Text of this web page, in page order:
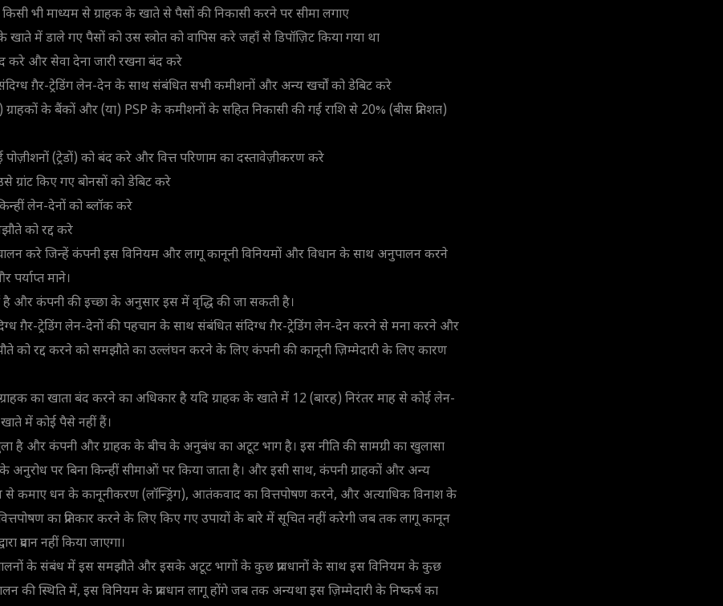
भी माध्यम से ग्राहक के खाते से पैसों की निकासी करने पर सीमा लगाए
खाते में डाले गए पैसों को उस स्त्रोत को वापिस करे जहाँ से डिपॉज़िट किया गया था
करे और सेवा देना जारी रखना बंद करे
ग़ैर-ट्रेडिंग लेन-देन के साथ संबंधित सभी कमीशनों और अन्य खर्चों को डेबिट करे
के बैंकों और (या) PSP के कमीशनों के सहित निकासी की गई राशि से 20% (बीस प्रतिशत)
पोज़ीशनों (ट्रेडों) को बंद करे और वित्त परिणाम का दस्तावेज़ीकरण करे
ग्रांट किए गए बोनसों को डेबिट करे
किन्हीं लेन-देनों को ब्लॉक करे
को रद्द करे
करे जिन्हें कंपनी इस विनियम और लागू कानूनी विनियमों और विधान के साथ अनुपालन करने
माने।
है और कंपनी की इच्छा के अनुसार इस में वृद्धि की जा सकती है।
ग़ैर-ट्रेडिंग लेन-देनों की पहचान के साथ संबंधित संदिग्ध ग़ैर-ट्रेडिंग लेन-देन करने से मना करने और
को रद्द करने को समझौते का उल्लंघन करने के लिए कंपनी की कानूनी ज़िम्मेदारी के लिए कारण
का खाता बंद करने का अधिकार है यदि ग्राहक के खाते में 12 (बारह) निरंतर माह से कोई लेन-
में कोई पैसे नहीं हैं।
है और कंपनी और ग्राहक के बीच के अनुबंध का अटूट भाग है। इस नीति की सामग्री का खुलासा
के अनुरोध पर बिना किन्हीं सीमाओं पर किया जाता है। और इसी साथ, कंपनी ग्राहकों और अन्य
से कमाए धन के कानूनीकरण (लॉन्ड्रिंग), आतंकवाद का वित्तपोषण करने, और अत्याधिक विनाश के
वित्तपोषण का प्रतिकार करने के लिए किए गए उपायों के बारे में सूचित नहीं करेगी जब तक लागू कानून
प्रदान नहीं किया जाएगा।
के संबंध में इस समझौते और इसके अटूट भागों के कुछ प्रावधानों के साथ इस विनियम के कुछ
की स्थिति में, इस विनियम के प्रावधान लागू होंगे जब तक अन्यथा इस ज़िम्मेदारी के निष्कर्ष का